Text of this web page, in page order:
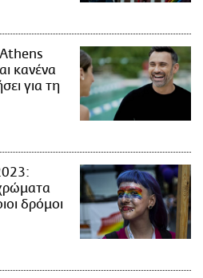
κανένα
για τη
δρόμοι